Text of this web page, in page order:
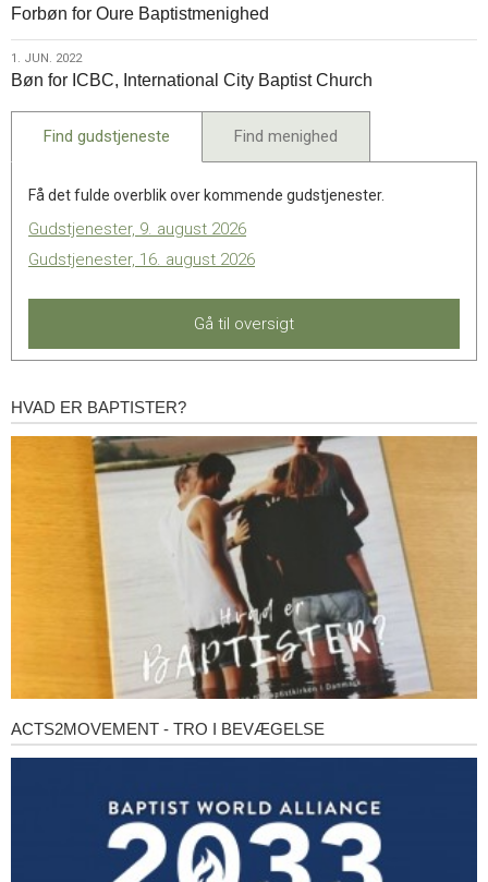
jun.
2022
Forbøn for Oure Baptistmenighed
1.
jun.
2022
1. JUN. 2022
Bøn for ICBC, International City Baptist Church
Find gudstjeneste Find menighed
Få det fulde overblik over kommende gudstjenester.
Gudstjenester, 9. august 2026
Gudstjenester, 16. august 2026
Gå til oversigt
Hvad
er
HVAD ER BAPTISTER?
Acts2Movement
-
ACTS2MOVEMENT - TRO I BEVÆGELSE